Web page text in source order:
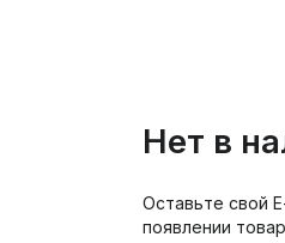
Плееры
Виниловые
проигрыватели
Partybox
Компьютерные колонки
Коврики с подсветкой
Зарядные устройства
Нет в
Оставьте свой
появлении